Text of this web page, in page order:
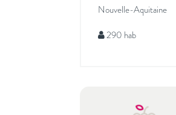
Nouvelle-Aquitaine
290 hab